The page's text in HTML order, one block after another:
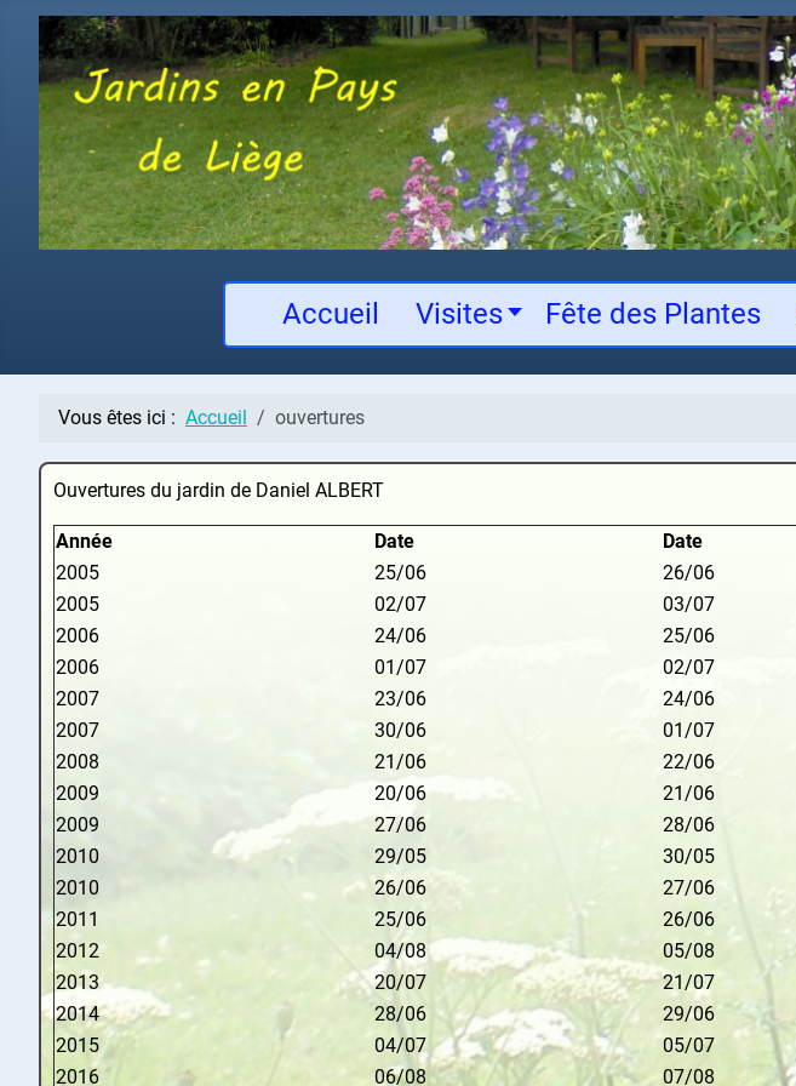
Accueil Visites Fête des Plantes
Vous êtes ici : Accueil ouvertures
Ouvertures du jardin de Daniel ALBERT
Année Date
Date
2005
25/06
26/06
2005
02/07
03/07
2006
24/06
25/06
2006
01/07
02/07
2007
23/06
24/06
2007
30/06
01/07
2008
21/06
22/06
2009
20/06
21/06
2009
27/06
28/06
2010
29/05
30/05
2010
26/06
27/06
2011
25/06
26/06
2012
04/08
05/08
2013
20/07
21/07
2014
28/06
29/06
2015
04/07
05/07
2016
06/08 07/08